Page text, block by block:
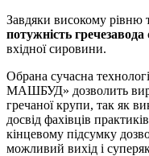
Завдяки високому рівню
потужність гречезавода
вхідної сировини.
Обрана сучасна
МАШБУД» дозволить
гречаної крупи, так як
досвід фахівців
кінцевому підсумку
можливий вихід і